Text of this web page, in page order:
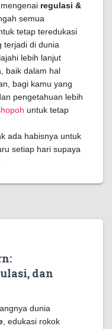
regulasi &
semua
tetap teredukasi
terjadi di dunia
lebih lanjut
baik dalam hal
bagi kamu yang
pengetahuan lebih
untuk tetap
ada habisnya untuk
setiap hari supaya
dan
dunia
, edukasi rokok